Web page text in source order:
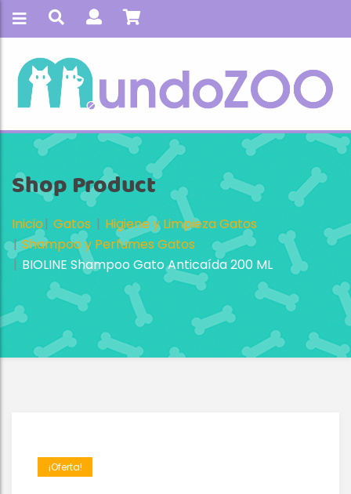
Shop Product
Inicio Gatos
Higiene y Limpieza Gatos
Shampoo y Perfumes Gatos
BIOLINE Shampoo Gato Anticaída 200 ML
¡Oferta!